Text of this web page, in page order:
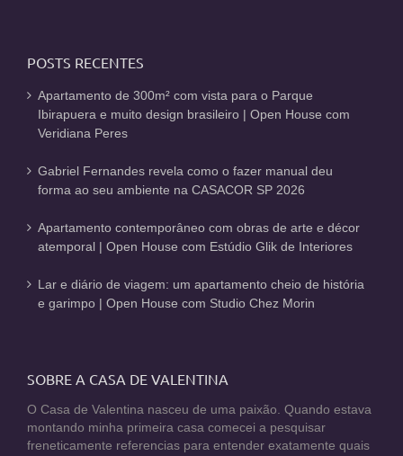
POSTS RECENTES
Apartamento de 300m² com vista para o Parque
Ibirapuera e muito design brasileiro | Open House com
Veridiana Peres
Gabriel Fernandes revela como o fazer manual deu
forma ao seu ambiente na CASACOR SP 2026
Apartamento contemporâneo com obras de arte e décor
atemporal | Open House com Estúdio Glik de Interiores
Lar e diário de viagem: um apartamento cheio de história
e garimpo | Open House com Studio Chez Morin
SOBRE A CASA DE VALENTINA
O Casa de Valentina nasceu de uma paixão. Quando estava
montando minha primeira casa comecei a pesquisar
freneticamente referencias para entender exatamente quais